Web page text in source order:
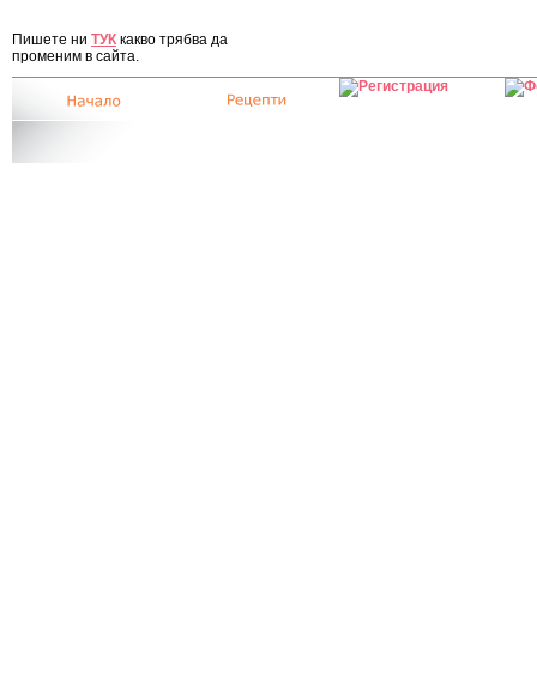
Пишете ни ТУК какво трябва да
променим в сайта.